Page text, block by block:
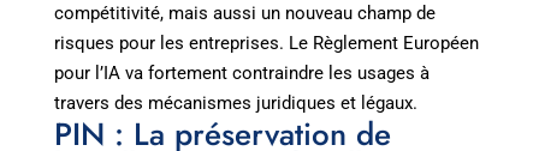
compétitivité, mais aussi un nouveau champ de
risques pour les entreprises. Le Règlement Européen
pour l’IA va fortement contraindre les usages à
travers des mécanismes juridiques et légaux.
PIN : La préservation de